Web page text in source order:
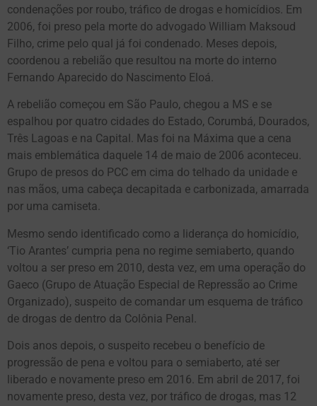
condenações por roubo, tráfico de drogas e homicídios. Em
2006, foi preso pela morte do advogado William Maksoud
Filho, crime pelo qual já foi condenado. Meses depois,
coordenou a rebelião que resultou na morte do interno
Fernando Aparecido do Nascimento Eloá.
A rebelião começou em São Paulo, chegou a MS e se
espalhou por quatro cidades do Estado, Corumbá, Dourados,
Três Lagoas e na Capital. Mas foi na Máxima que a cena
mais emblemática daquele 14 de maio de 2006 aconteceu.
Grupo de presos do PCC em cima do telhado da unidade e
nas mãos, uma cabeça decapitada e carbonizada, amarrada
por uma camiseta.
Mesmo sendo identificado como a liderança do homicídio,
‘Tio Arantes’ cumpria pena no regime semiaberto, quando
voltou a ser preso em 2010, desta vez, em uma operação do
Gaeco (Grupo de Atuação Especial de Repressão ao Crime
Organizado), suspeito de comandar um esquema de tráfico
de drogas de dentro da Colônia Penal.
Dois anos depois, o suspeito recebeu o benefício de
progressão de pena e voltou para o semiaberto, até ser
liberado e novamente preso em 2016. Em abril de 2017, foi
novamente preso, desta vez, por tráfico de drogas, mas 12